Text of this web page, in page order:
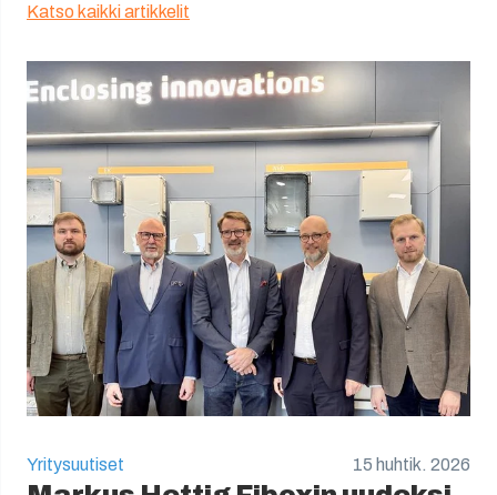
Katso kaikki artikkelit
Yritysuutiset 15 huhtik. 2026